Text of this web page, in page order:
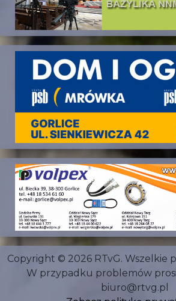
Copyright © 2026 RTvG. Wszelkie
W przypadku problemów
biuro@rtvg.pl